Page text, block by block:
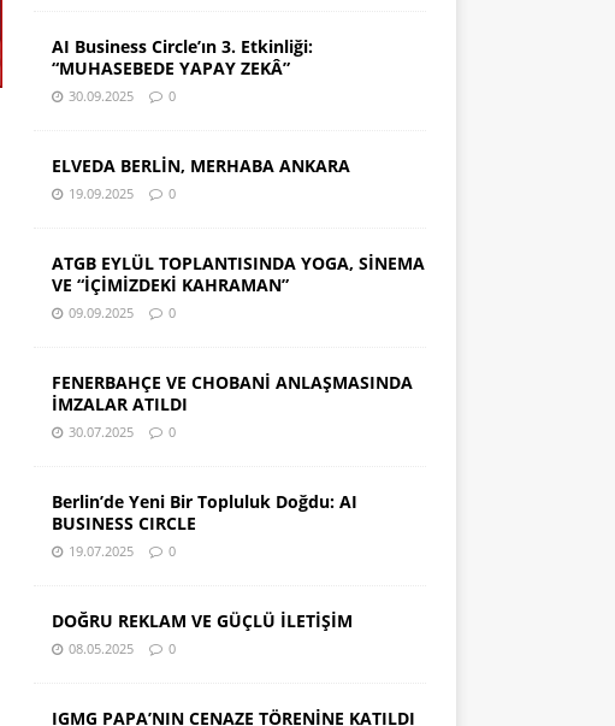
AI Business Circle’ın 3. Etkinliği:
“MUHASEBEDE YAPAY ZEKÂ”
30.09.2025 0
ELVEDA BERLİN, MERHABA ANKARA
19.09.2025 0
ATGB EYLÜL TOPLANTISINDA YOGA, SİNEMA
VE “İÇİMİZDEKİ KAHRAMAN”
09.09.2025 0
FENERBAHÇE VE CHOBANİ ANLAŞMASINDA
İMZALAR ATILDI
30.07.2025 0
Berlin’de Yeni Bir Topluluk Doğdu: AI
BUSINESS CIRCLE
19.07.2025 0
DOĞRU REKLAM VE GÜÇLÜ İLETİŞİM
08.05.2025 0
IGMG PAPA’NIN CENAZE TÖRENİNE KATILDI